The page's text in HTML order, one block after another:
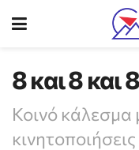
8 και 8 και 8
Κοινό κάλεσμα